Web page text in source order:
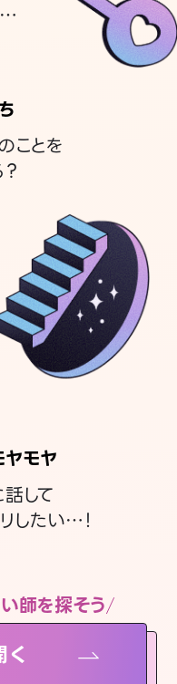
…
ことを
モヤ
して
したい…！
師を探そう